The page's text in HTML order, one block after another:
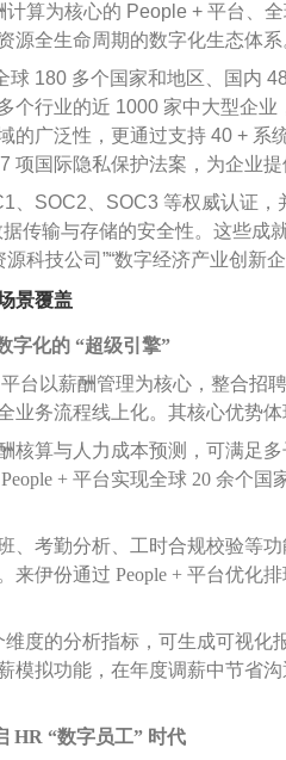
计算为核心的 People + 平台、
源全生命周期的数字化生态体系
球 180 多个国家和地区、国内
个行业的近 1000 家中大型企业
的广泛性，更通过支持 40 + 系
项国际隐私保护法案，为企业提
、SOC2、SOC3 等权威认证
传输与存储的安全性。这些成
科技公司”“数字经济产业创新企
景覆盖
字化的 “超级引擎”
台以薪酬管理为核心，整合招
业务流程线上化。其核心优势体
核算与人力成本预测，可满足
+ 平台实现全球 20 余个国
、考勤分析、工时合规校验等
来伊份通过 People + 平台优化
维度的分析指标，可生成可视
模拟功能，在年度调薪中节省
HR “数字员工” 时代